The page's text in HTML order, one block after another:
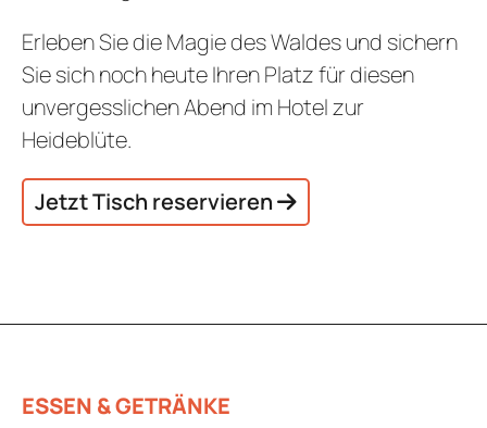
Erleben Sie die Magie des Waldes und sichern
Sie sich noch heute Ihren Platz für diesen
unvergesslichen Abend im Hotel zur
Heideblüte.
Jetzt Tisch reservieren
ESSEN & GETRÄNKE